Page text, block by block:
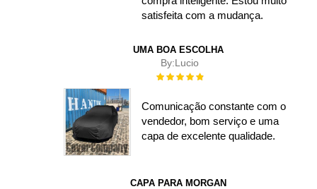
satisfeita com a mudança.
UMA BOA ESCOLHA
By:Lucio
Rating:
Comunicação constante com o
vendedor, bom serviço e uma
capa de excelente qualidade.
CAPA PARA MORGAN